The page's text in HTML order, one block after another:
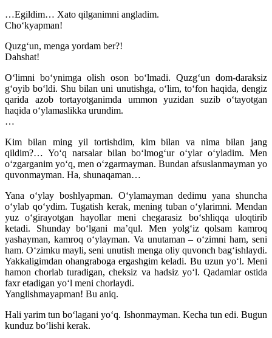
…Egildim… Xato qilganimni angladim.
Cho‘kyapman!
Quzg‘un, menga yordam ber?!
Dahshat!
O‘limni bo‘ynimga olish oson bo‘lmadi. Quzg‘un dom-daraksiz
g‘oyib bo‘ldi. Shu bilan uni unutishga, o‘lim, to‘fon haqida, dengiz
qarida azob tortayotganimda ummon yuzidan suzib o‘tayotgan
haqida o‘ylamaslikka urundim.
…
Kim bilan ming yil tortishdim, kim bilan va nima bilan jang
qildim?… Yo‘q narsalar bilan bo‘lmog‘ur o‘ylar o‘yladim. Men
o‘zgarganim yo‘q, men o‘zgarmayman. Bundan afsuslanmayman yo
quvonmayman. Ha, shunaqaman…
Yana o‘ylay boshlyapman. O‘ylamayman dedimu yana shuncha
o‘ylab qo‘ydim. Tugatish kerak, mening tuban o‘ylarimni. Mendan
yuz o‘girayotgan hayollar meni chegarasiz bo‘shliqqa uloqtirib
ketadi. Shunday bo‘lgani ma’qul. Men yolg‘iz qolsam kamroq
yashayman, kamroq o‘ylayman. Va unutaman – o‘zimni ham, seni
ham. O‘zimku mayli, seni unutish menga oliy quvonch bag‘ishlaydi.
Yakkaligimdan ohangraboga ergashgim keladi. Bu uzun yo‘l. Meni
hamon chorlab turadigan, cheksiz va hadsiz yo‘l. Qadamlar ostida
faxr etadigan yo‘l meni chorlaydi.
Yanglishmayapman! Bu aniq.
Hali yarim tun bo‘lagani yo‘q. Ishonmayman. Kecha tun edi. Bugun
kunduz bo‘lishi kerak.